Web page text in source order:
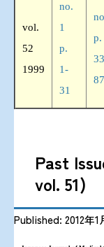
vol.
52
1999
no.
1
p.
1-
31
p.
87
Past
vol. 51)
Published: 2012年1